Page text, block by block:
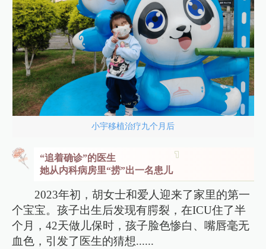
小宇移植治疗九个月后
“追着确诊”的医生
她从内科病房里“捞”出一名患儿
2023年初，胡女士和爱人迎来了家里的第一
个宝宝。孩子出生后发现有腭裂，在ICU住了半
个月，42天做儿保时，孩子脸色惨白、嘴唇毫无
血色，引发了医生的猜想......